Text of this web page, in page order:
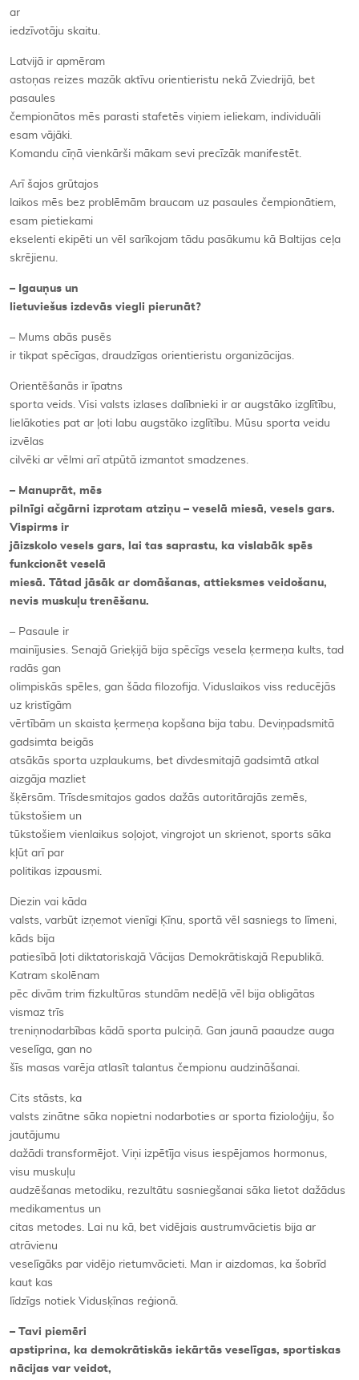
ar
iedzīvotāju skaitu.
Latvijā ir apmēram
astoņas reizes mazāk aktīvu orientieristu nekā Zviedrijā, bet
pasaules
čempionātos mēs parasti stafetēs viņiem ieliekam, individuāli
esam vājāki.
Komandu cīņā vienkārši mākam sevi precīzāk manifestēt.
Arī šajos grūtajos
laikos mēs bez problēmām braucam uz pasaules čempionātiem,
esam pietiekami
ekselenti ekipēti un vēl sarīkojam tādu pasākumu kā Baltijas ceļa
skrējienu.
– Igauņus un
lietuviešus izdevās viegli pierunāt?
– Mums abās pusēs
ir tikpat spēcīgas, draudzīgas orientieristu organizācijas.
Orientēšanās ir īpatns
sporta veids. Visi valsts izlases dalībnieki ir ar augstāko izglītību,
lielākoties pat ar ļoti labu augstāko izglītību. Mūsu sporta veidu
izvēlas
cilvēki ar vēlmi arī atpūtā izmantot smadzenes.
– Manuprāt, mēs
pilnīgi ačgārni izprotam atziņu – veselā miesā, vesels gars.
Vispirms ir
jāizskolo vesels gars, lai tas saprastu, ka vislabāk spēs
funkcionēt veselā
miesā. Tātad jāsāk ar domāšanas, attieksmes veidošanu,
nevis muskuļu trenēšanu.
– Pasaule ir
mainījusies. Senajā Grieķijā bija spēcīgs vesela ķermeņa kults, tad
radās gan
olimpiskās spēles, gan šāda filozofija. Viduslaikos viss reducējās
uz kristīgām
vērtībām un skaista ķermeņa kopšana bija tabu. Deviņpadsmitā
gadsimta beigās
atsākās sporta uzplaukums, bet divdesmitajā gadsimtā atkal
aizgāja mazliet
šķērsām. Trīsdesmitajos gados dažās autoritārajās zemēs,
tūkstošiem un
tūkstošiem vienlaikus soļojot, vingrojot un skrienot, sports sāka
kļūt arī par
politikas izpausmi.
Diezin vai kāda
valsts, varbūt izņemot vienīgi Ķīnu, sportā vēl sasniegs to līmeni,
kāds bija
patiesībā ļoti diktatoriskajā Vācijas Demokrātiskajā Republikā.
Katram skolēnam
pēc divām trim fizkultūras stundām nedēļā vēl bija obligātas
vismaz trīs
treniņnodarbības kādā sporta pulciņā. Gan jaunā paaudze auga
veselīga, gan no
šīs masas varēja atlasīt talantus čempionu audzināšanai.
Cits stāsts, ka
valsts zinātne sāka nopietni nodarboties ar sporta fizioloģiju, šo
jautājumu
dažādi transformējot. Viņi izpētīja visus iespējamos hormonus,
visu muskuļu
audzēšanas metodiku, rezultātu sasniegšanai sāka lietot dažādus
medikamentus un
citas metodes. Lai nu kā, bet vidējais austrumvācietis bija ar
atrāvienu
veselīgāks par vidējo rietumvācieti. Man ir aizdomas, ka šobrīd
kaut kas
līdzīgs notiek Vidusķīnas reģionā.
– Tavi piemēri
apstiprina, ka demokrātiskās iekārtās veselīgas, sportiskas
nācijas var veidot,